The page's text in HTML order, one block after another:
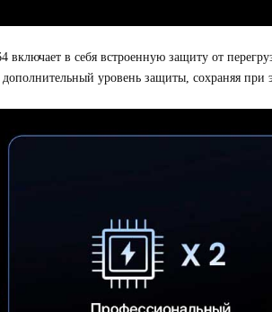
включает в себя встроенную защиту от
дополнительный уровень защиты, сохраняя